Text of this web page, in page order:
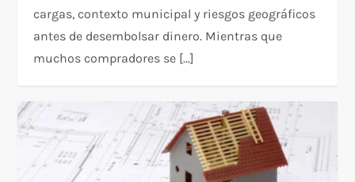
cargas, contexto municipal y riesgos geográficos
antes de desembolsar dinero. Mientras que
muchos compradores se […]